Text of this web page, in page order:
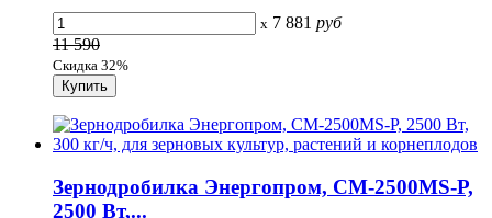
x 7 881 руб
11 590
Скидка 32%
Зернодробилка Энергопром, CM-2500MS-P,
2500 Вт,...